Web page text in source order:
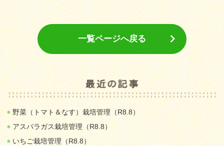
一覧ページへ戻る
野菜（トマト＆なす）栽培管理（R8.8）
アスパラガス栽培管理（R8.8）
いちご栽培管理（R8.8）